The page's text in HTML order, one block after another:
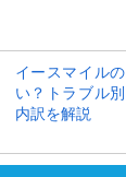
イースマイル
い？トラブル
内訳を解説